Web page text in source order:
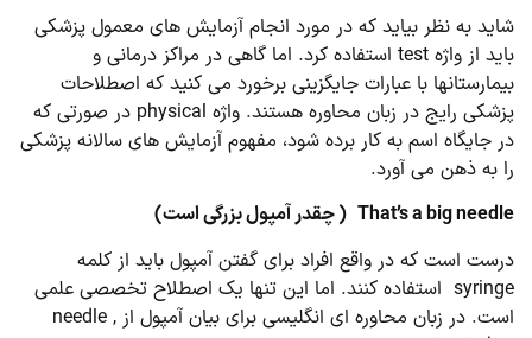
شاید به نظر بیاید که در مورد انجام آزمایش های معمول پزشکی
باید از واژه test استفاده کرد. اما گاهی در مراکز درمانی و
بیمارستانها با عبارات جایگزینی برخورد می کنید که اصطلاحات
پزشکی رایج در زبان محاوره هستند. واژه physical در صورتی که
در جایگاه اسم به کار برده شود، مفهوم آزمایش های سالانه پزشکی
را به ذهن می آورد.
That’s a big needle ( چقدر آمپول بزرگی است)
درست است که در واقع افراد برای گفتن آمپول باید از کلمه
syringe استفاده کنند. اما این تنها یک اصطلاح تخصصی علمی
است. در زبان محاوره ای انگلیسی برای بیان آمپول از needle ,